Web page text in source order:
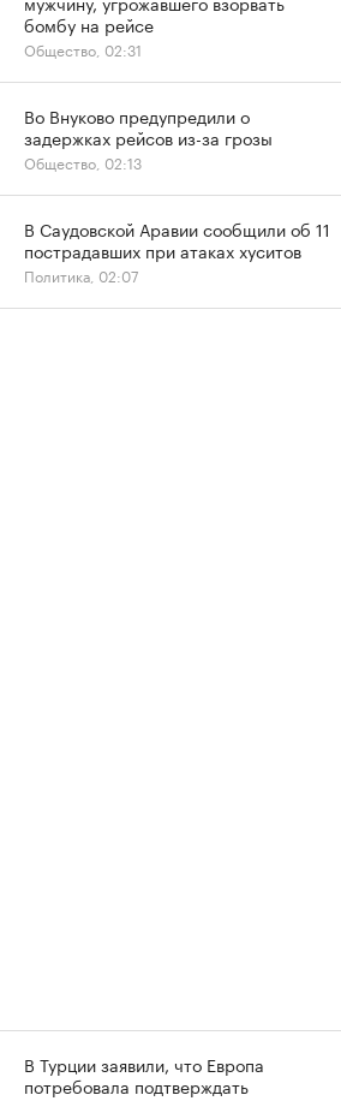
бомбу на рейсе
Общество, 02:31
Во Внуково предупредили о
задержках рейсов из-за грозы
Общество, 02:13
В Саудовской Аравии сообщили об 11
пострадавших при атаках хуситов
Политика, 02:07
В Турции заявили, что Европа
потребовала подтверждать